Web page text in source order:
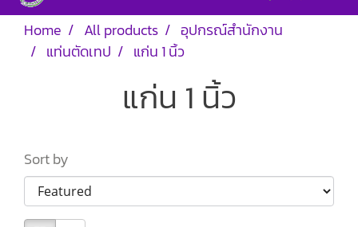
Home All products
อุปกรณ์สำนักงาน
แท่นตัดเทป
แก่น 1 นิ้ว
แก่น 1 นิ้ว
Sort by